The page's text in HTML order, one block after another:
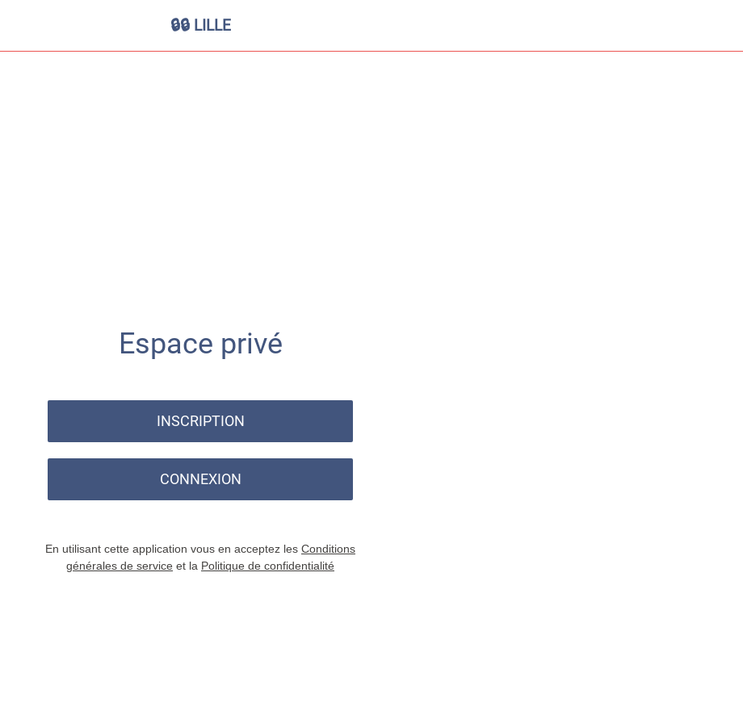
🔒🔒 LILLE
Espace privé
INSCRIPTION
CONNEXION
En utilisant cette application vous en acceptez les Conditions
générales de service et la Politique de confidentialité